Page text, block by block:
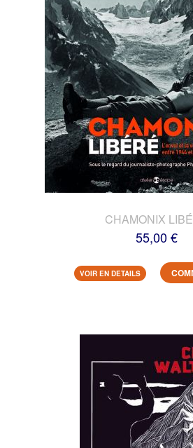
CHAMONIX
55,00 €
VOIR EN DETAILS